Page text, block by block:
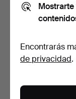
11 pujas
99 USD
Encontrarás
de privacidad.